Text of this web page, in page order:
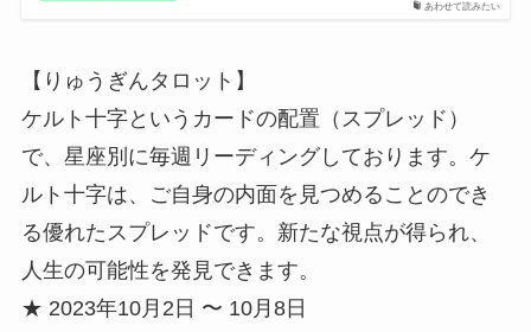
あわせて読みたい
【りゅうぎんタロット】
ケルト十字というカードの配置（スプレッド）
で、星座別に毎週リーディングしております。ケ
ルト十字は、ご自身の内面を見つめることのでき
る優れたスプレッドです。新たな視点が得られ、
人生の可能性を発見できます。
★ 2023年10月2日 〜 10月8日